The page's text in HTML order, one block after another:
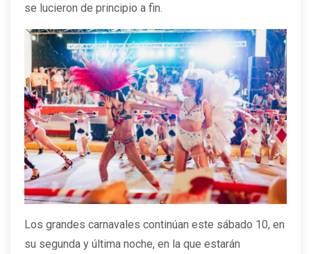
se lucieron de principio a fin.
Los grandes carnavales continúan este sábado 10, en
su segunda y última noche, en la que estarán